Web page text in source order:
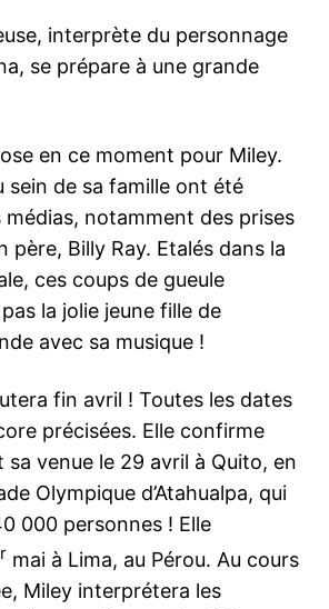
interprète du personnage
se prépare à une grande
en ce moment pour Miley.
sein de sa famille ont été
médias, notamment des prises
père, Billy Ray. Etalés dans la
ces coups de gueule
la jolie jeune fille de
avec sa musique !
fin avril ! Toutes les dates
précisées. Elle confirme
sa venue le 29 avril à Quito, en
Olympique d’Atahualpa, qui
000 personnes ! Elle
mai à Lima, au Pérou. Au cours
Miley interprétera les